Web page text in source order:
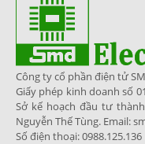
Công ty cổ phần điện tử
Giấy phép kinh doanh số
Sở kế hoạch đầu tư
Nguyễn Thế Tùng. Email:
Số điện thoại: 0988.125.136